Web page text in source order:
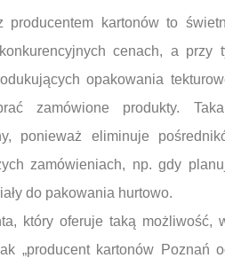
producentem kartonów to
cenach, a przy
opakowania
zamówione produkty.
ponieważ eliminuje
zamówieniach, np. gdy
do pakowania hurtowo.
który oferuje taką możliwość,
„producent kartonów Poznań